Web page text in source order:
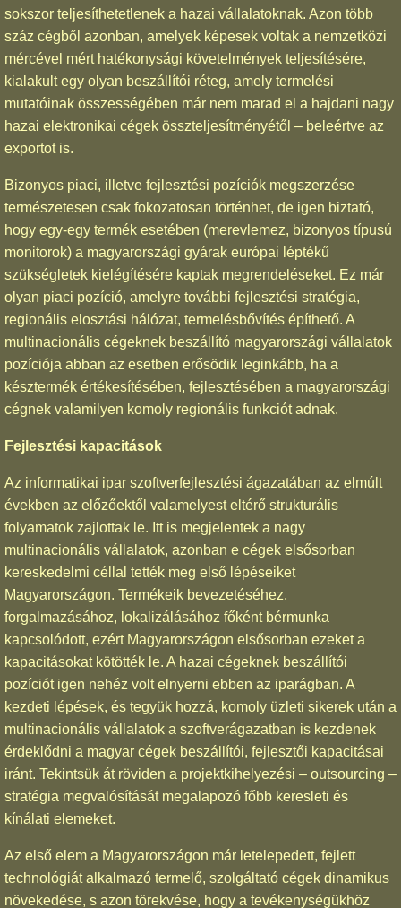
sokszor teljesíthetetlenek a hazai vállalatoknak. Azon több
száz cégből azonban, amelyek képesek voltak a nemzetközi
mércével mért hatékonysági követelmények teljesítésére,
kialakult egy olyan beszállítói réteg, amely termelési
mutatóinak összességében már nem marad el a hajdani nagy
hazai elektronikai cégek összteljesítményétől – beleértve az
exportot is.
Bizonyos piaci, illetve fejlesztési pozíciók megszerzése
természetesen csak fokozatosan történhet, de igen biztató,
hogy egy-egy termék esetében (merevlemez, bizonyos típusú
monitorok) a magyarországi gyárak európai léptékű
szükségletek kielégítésére kaptak megrendeléseket. Ez már
olyan piaci pozíció, amelyre további fejlesztési stratégia,
regionális elosztási hálózat, termelésbővítés építhető. A
multinacionális cégeknek beszállító magyarországi vállalatok
pozíciója abban az esetben erősödik leginkább, ha a
késztermék értékesítésében, fejlesztésében a magyarországi
cégnek valamilyen komoly regionális funkciót adnak.
Fejlesztési kapacitások
Az informatikai ipar szoftverfejlesztési ágazatában az elmúlt
években az előzőektől valamelyest eltérő strukturális
folyamatok zajlottak le. Itt is megjelentek a nagy
multinacionális vállalatok, azonban e cégek elsősorban
kereskedelmi céllal tették meg első lépéseiket
Magyarországon. Termékeik bevezetéséhez,
forgalmazásához, lokalizálásához főként bérmunka
kapcsolódott, ezért Magyarországon elsősorban ezeket a
kapacitásokat kötötték le. A hazai cégeknek beszállítói
pozíciót igen nehéz volt elnyerni ebben az iparágban. A
kezdeti lépések, és tegyük hozzá, komoly üzleti sikerek után a
multinacionális vállalatok a szoftverágazatban is kezdenek
érdeklődni a magyar cégek beszállítói, fejlesztői kapacitásai
iránt. Tekintsük át röviden a projektkihelyezési – outsourcing –
stratégia megvalósítását megalapozó főbb keresleti és
kínálati elemeket.
Az első elem a Magyarországon már letelepedett, fejlett
technológiát alkalmazó termelő, szolgáltató cégek dinamikus
növekedése, s azon törekvése, hogy a tevékenységükhöz